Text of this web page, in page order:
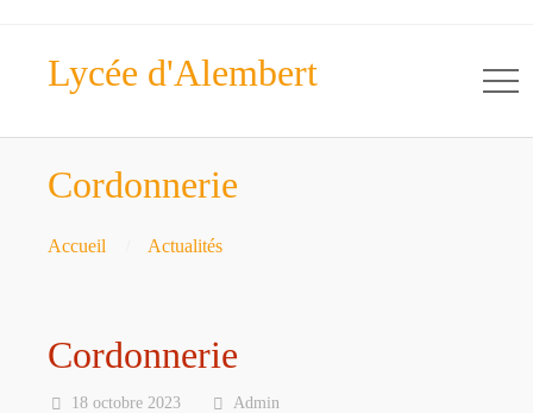
Lycée d'Alembert
Cordonnerie
Accueil Actualités
Cordonnerie
18 octobre 2023 Admin